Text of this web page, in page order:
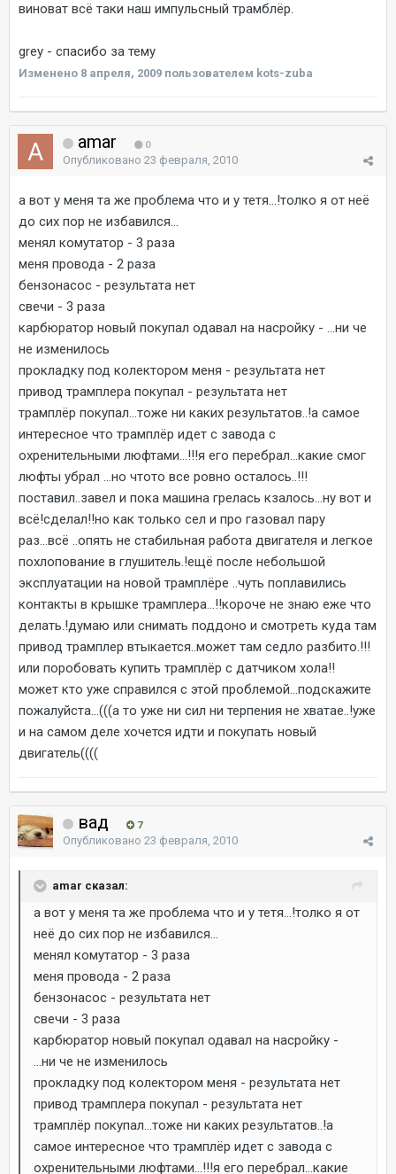
виноват всё таки наш импульсный трамблёр.
grey - спасибо за тему
Изменено 8 апреля, 2009 пользователем kots-zuba
amar 0
Опубликовано 23 февраля, 2010
а вот у меня та же проблема что и у тетя...!толко я от неё
до сих пор не избавился...
менял комутатор - 3 раза
меня провода - 2 раза
бензонасос - результата нет
свечи - 3 раза
карбюратор новый покупал одавал на насройку - ...ни че
не изменилось
прокладку под колектором меня - результата нет
привод трамплера покупал - результата нет
трамплёр покупал...тоже ни каких результатов..!а самое
интересное что трамплёр идет с завода с
охренительными люфтами...!!!я его перебрал...какие смог
люфты убрал ...но чтото все ровно осталось..!!!
поставил..завел и пока машина грелась кзалось...ну вот и
всё!сделал!!но как только сел и про газовал пару
раз...всё ..опять не стабильная работа двигателя и легкое
похлопование в глушитель.!ещё после небольшой
эксплуатации на новой трамплёре ..чуть поплавились
контакты в крышке трамплера...!!короче не знаю еже что
делать.!думаю или снимать поддоно и смотреть куда там
привод трамплер втыкается..может там седло разбито.!!!
или поробовать купить трамплёр с датчиком хола!!
может кто уже справился с этой проблемой...подскажите
пожалуйста...(((а то уже ни сил ни терпения не хватае..!уже
и на самом деле хочется идти и покупать новый
двигатель((((
вад 7
Опубликовано 23 февраля, 2010
amar сказал:
а вот у меня та же проблема что и у тетя...!толко я от
неё до сих пор не избавился...
менял комутатор - 3 раза
меня провода - 2 раза
бензонасос - результата нет
свечи - 3 раза
карбюратор новый покупал одавал на насройку -
...ни че не изменилось
прокладку под колектором меня - результата нет
привод трамплера покупал - результата нет
трамплёр покупал...тоже ни каких результатов..!а
самое интересное что трамплёр идет с завода с
охренительными люфтами...!!!я его перебрал...какие